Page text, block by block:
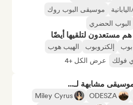
موسيقى البوب روك
البوب الحضري
هم مستعدون لتلقيها أيضًا
بوب إلكتروبوب
الهيب هوب
فولك عرض الكل +4
مشابهة لـ...
ODESZA
Miley Cyrus